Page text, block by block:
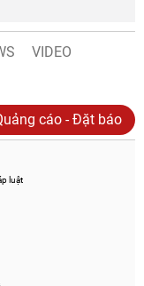
VIDEO
cáo - Đặt báo
luật